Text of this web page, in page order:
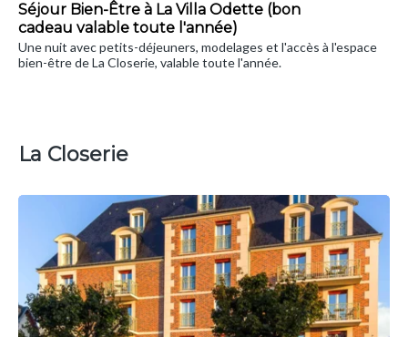
Séjour Bien-Être à La Villa Odette (bon
cadeau valable toute l'année)
Une nuit avec petits-déjeuners, modelages et l'accès à l'espace
bien-être de La Closerie, valable toute l'année.
La Closerie